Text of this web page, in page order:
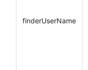
finderUserName